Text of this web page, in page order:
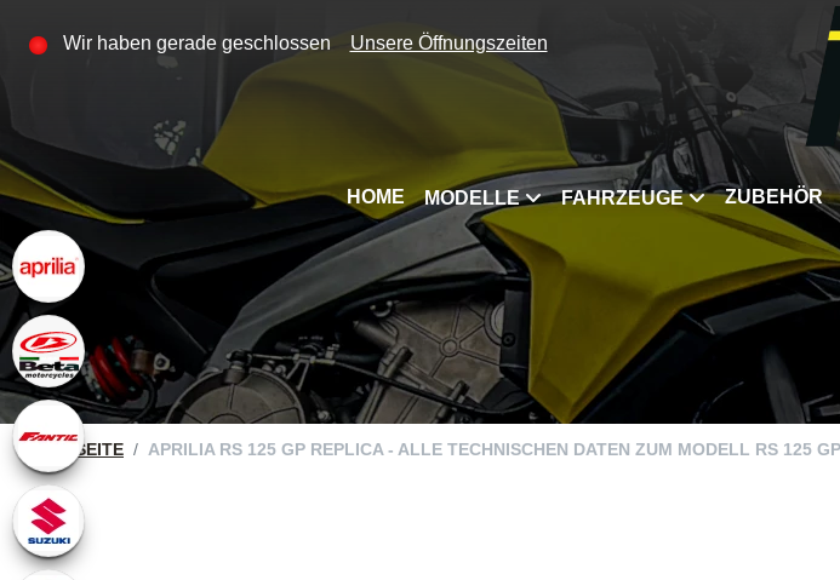
Wir haben gerade geschlossen Unsere Öffnungszeiten
HOME MODELLE FAHRZEUGE ZUBEHÖR
STARTSEITE APRILIA RS 125 GP REPLICA - ALLE TECHNISCHEN DATEN ZUM MODELL RS 125